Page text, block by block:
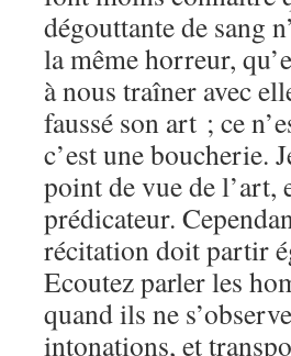
dégouttante de sang
la même horreur,
à nous traîner avec
faussé son art ; ce
c’est une boucherie.
point de vue de l’art,
prédicateur.
récitation doit partir
Ecoutez parler les
quand ils ne
intonations, et